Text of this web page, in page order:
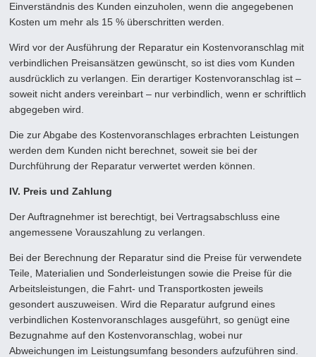
Einverständnis des Kunden einzuholen, wenn die angegebenen
Kosten um mehr als 15 % überschritten werden.
Wird vor der Ausführung der Reparatur ein Kostenvoranschlag mit
verbindlichen Preisansätzen gewünscht, so ist dies vom Kunden
ausdrücklich zu verlangen. Ein derartiger Kostenvoranschlag ist –
soweit nicht anders vereinbart – nur verbindlich, wenn er schriftlich
abgegeben wird.
Die zur Abgabe des Kostenvoranschlages erbrachten Leistungen
werden dem Kunden nicht berechnet, soweit sie bei der
Durchführung der Reparatur verwertet werden können.
IV. Preis und Zahlung
Der Auftragnehmer ist berechtigt, bei Vertragsabschluss eine
angemessene Vorauszahlung zu verlangen.
Bei der Berechnung der Reparatur sind die Preise für verwendete
Teile, Materialien und Sonderleistungen sowie die Preise für die
Arbeitsleistungen, die Fahrt- und Transportkosten jeweils
gesondert auszuweisen. Wird die Reparatur aufgrund eines
verbindlichen Kostenvoranschlages ausgeführt, so genügt eine
Bezugnahme auf den Kostenvoranschlag, wobei nur
Abweichungen im Leistungsumfang besonders aufzuführen sind.